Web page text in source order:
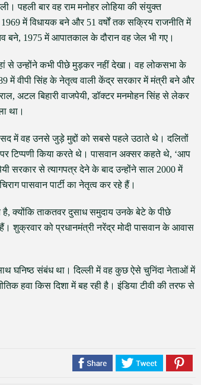
पहली बार वह राम मनोहर लोहिया की संयुक्त
1969 में विधायक बने और 51 वर्षों तक सक्रिय राजनीति में
बने, 1975 में आपातकाल के दौरान वह जेल भी गए।
से उन्होंने कभी पीछे मुड़कर नहीं देखा। वह लोकसभा के
वीपी सिंह के नेतृत्व वाली केंद्र सरकार में मंत्री बने और
अटल बिहारी वाजपेयी, डॉक्टर मनमोहन सिंह से लेकर
था।
में वह उनसे जुड़े मुद्दों को सबसे पहले उठाते थे। दलितों
पर टिप्पणी किया करते थे। पासवान अक्सर कहते थे, ‘आप
सरकार से त्यागपत्र देने के बाद उन्होंने साल 2000 में
पासवान पार्टी का नेतृत्व कर रहे हैं।
है, क्योंकि ताकतवर दुसाध समुदाय उनके बेटे के पीछे
शुक्रवार को प्रधानमंत्री नरेंद्र मोदी पासवान के आवास
घनिष्ठ संबंध था। दिल्ली में वह कुछ ऐसे चुनिंदा नेताओं में
हवा किस दिशा में बह रही है। इंडिया टीवी की तरफ से